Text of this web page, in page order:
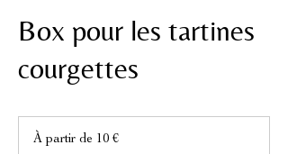
Box pour les tartines
courgettes
partir
À partir de 10 €